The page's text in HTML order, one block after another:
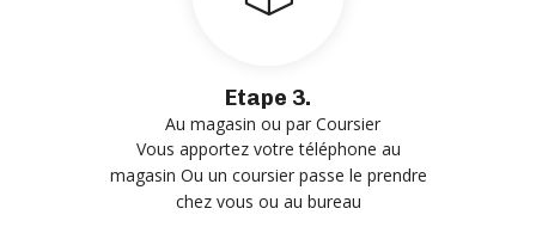
Etape 3.
Au magasin ou par Coursier
Vous apportez votre téléphone au
magasin Ou un coursier passe le prendre
chez vous ou au bureau